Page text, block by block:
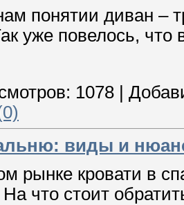
понятии диван –
уже повелось,
1078
виды и
рынке кровати в
что стоит